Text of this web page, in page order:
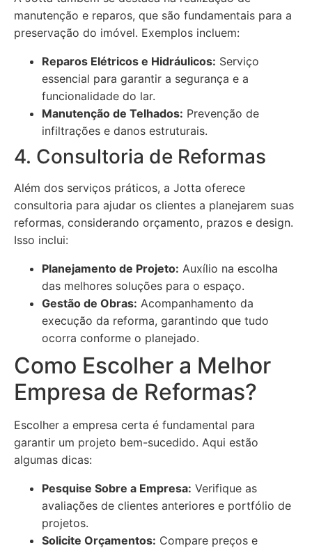
manutenção e reparos, que são fundamentais para a
preservação do imóvel. Exemplos incluem:
Reparos Elétricos e Hidráulicos: Serviço
essencial para garantir a segurança e a
funcionalidade do lar.
Manutenção de Telhados: Prevenção de
infiltrações e danos estruturais.
4. Consultoria de Reformas
Além dos serviços práticos, a Jotta oferece
consultoria para ajudar os clientes a planejarem suas
reformas, considerando orçamento, prazos e design.
Isso inclui:
Planejamento de Projeto: Auxílio na escolha
das melhores soluções para o espaço.
Gestão de Obras: Acompanhamento da
execução da reforma, garantindo que tudo
ocorra conforme o planejado.
Como Escolher a Melhor
Empresa de Reformas?
Escolher a empresa certa é fundamental para
garantir um projeto bem-sucedido. Aqui estão
algumas dicas:
Pesquise Sobre a Empresa: Verifique as
avaliações de clientes anteriores e portfólio de
projetos.
Solicite Orçamentos: Compare preços e